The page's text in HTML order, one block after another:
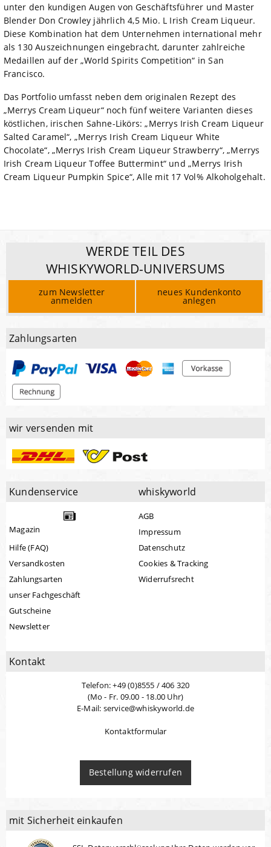
unter den kundigen Augen von Geschäftsführer und Master
Blender Don Crowley jährlich 4,5 Mio. L Irish Cream Liqueur.
Diese Kombination hat dem Unternehmen international mehr
als 130 Auszeichnungen eingebracht, darunter zahlreiche
Medaillen auf der „World Spirits Competition“ in San
Francisco.
Das Portfolio umfasst neben dem originalen Rezept des
„Merrys Cream Liqueur“ noch fünf weitere Varianten dieses
köstlichen, irischen Sahne-Likörs: „Merrys Irish Cream Liqueur
Salted Caramel“, „Merrys Irish Cream Liqueur White
Chocolate“, „Merrys Irish Cream Liqueur Strawberry“, „Merrys
Irish Cream Liqueur Toffee Buttermint“ und „Merrys Irish
Cream Liqueur Pumpkin Spice“, Alle mit 17 Vol% Alkoholgehalt.
WERDE TEIL DES
WHISKYWORLD-UNIVERSUMS
zum Newsletter
anmelden
neues Kundenkonto
anlegen
Zahlungsarten
wir versenden mit
Kundenservice
Magazin
Hilfe (FAQ)
Versandkosten
Zahlungsarten
unser Fachgeschäft
Gutscheine
Newsletter
whiskyworld
AGB
Impressum
Datenschutz
Cookies & Tracking
Widerrufsrecht
Kontakt
Telefon: +49 (0)8555 / 406 320
(Mo - Fr. 09.00 - 18.00 Uhr)
E-Mail: service@whiskyworld.de
Kontaktformular
Bestellung widerrufen
mit Sicherheit einkaufen